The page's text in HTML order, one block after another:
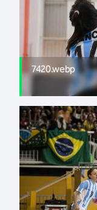
7420.webp